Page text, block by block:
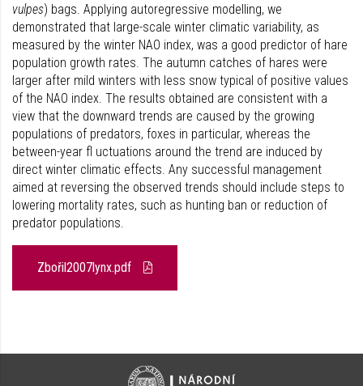
vulpes) bags. Applying autoregressive modelling, we
demonstrated that large-scale winter climatic variability, as
measured by the winter NAO index, was a good predictor of hare
population growth rates. The autumn catches of hares were
larger after mild winters with less snow typical of positive values
of the NAO index. The results obtained are consistent with a
view that the downward trends are caused by the growing
populations of predators, foxes in particular, whereas the
between-year fl uctuations around the trend are induced by
direct winter climatic effects. Any successful management
aimed at reversing the observed trends should include steps to
lowering mortality rates, such as hunting ban or reduction of
predator populations.
Zbořil2007lynx.pdf